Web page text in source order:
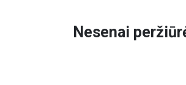
Nesenai